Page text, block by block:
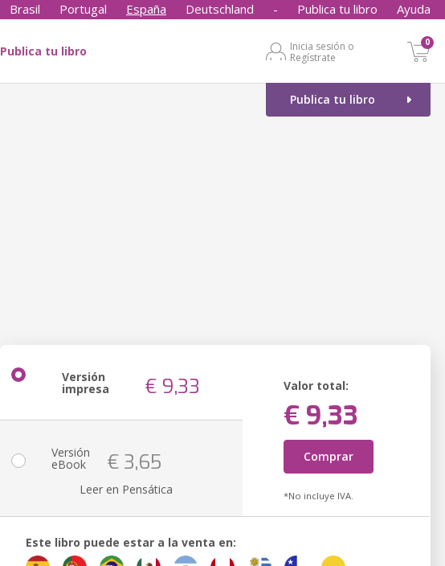
Brasil Portugal España Deutschland - Publica tu libro Ayuda
Publica tu libro
Inicia sesión o
Regístrate
0
Publica tu libro
Versión
impresa € 9,33 Valor total:
€ 9,33
Comprar
*No incluye IVA.
Versión
eBook € 3,65
Leer en Pensática
Este libro puede estar a la venta en: